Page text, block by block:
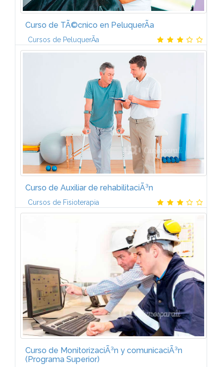
Curso de TÃ©cnico en PeluquerÃ­a
Cursos de PeluquerÃ­a
Â¿QuÃ© aprenderÃ¡s con el Curso TÃ©cnico en
PeluquerÃ­a?-El Curso de PeluquerÃ­a ha sido
elaborado por un equipo de prestigiosos
peluqueros que han aportado las tÃ©cnicas de...
Curso de Auxiliar de rehabilitaciÃ³n
Cursos de Fisioterapia
Unidad 1. Conceptos bÃ¡sicos de Fisioterapia y
PatologÃ­as del aparato locomotor Conceptos
bÃ¡sicos de la Fisioterapia PatologÃ­a traumÃ¡tica
Curso de MonitorizaciÃ³n y comunicaciÃ³n
(Programa Superior)